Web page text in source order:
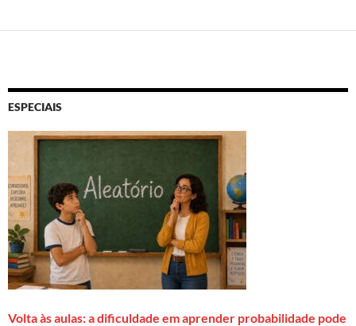
ESPECIAIS
Volta às aulas: a dificuldade em aprender probabilidade pode